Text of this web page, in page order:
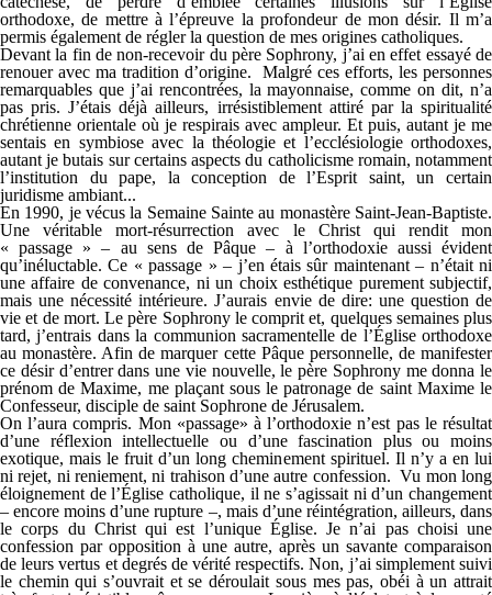
orthodoxe, de mettre à l’épreuve la profondeur de mon désir. Il m’a
permis également de régler la question de mes origines catholiques.
Devant la fin de non-recevoir du père Sophrony, j’ai en effet essayé de
renouer avec ma tradition d’origine. Malgré ces efforts, les personnes
remarquables que j’ai rencontrées, la mayonnaise, comme on dit, n’a
pas pris. J’étais déjà ailleurs, irrésistiblement attiré par la spiritualité
chrétienne orientale où je respirais avec ampleur. Et puis, autant je me
sentais en symbiose avec la théologie et l’ecclésiologie orthodoxes,
autant je butais sur certains aspects du catholicisme romain, notamment
l’institution du pape, la conception de l’Esprit saint, un certain
juridisme ambiant...
En 1990, je vécus la Semaine Sainte au monastère Saint-Jean-Baptiste.
Une véritable mort-résurrection avec le Christ qui rendit mon
« passage » – au sens de Pâque – à l’orthodoxie aussi évident
qu’inéluctable. Ce « passage » – j’en étais sûr maintenant – n’était ni
une affaire de convenance, ni un choix esthétique purement subjectif,
mais une nécessité intérieure. J’aurais envie de dire: une question de
vie et de mort. Le père Sophrony le comprit et, quelques semaines plus
tard, j’entrais dans la communion sacramentelle de l’Église orthodoxe
au monastère. Afin de marquer cette Pâque personnelle, de manifester
ce désir d’entrer dans une vie nouvelle, le père Sophrony me donna le
prénom de Maxime, me plaçant sous le patronage de saint Maxime le
Confesseur, disciple de saint Sophrone de Jérusalem.
On l’aura compris. Mon «passage» à l’orthodoxie n’est pas le résultat
d’une réflexion intellectuelle ou d’une fascination plus ou moins
exotique, mais le fruit d’un long cheminement spirituel. Il n’y a en lui
ni rejet, ni reniement, ni trahison d’une autre confession. Vu mon long
éloignement de l’Église catholique, il ne s’agissait ni d’un changement
– encore moins d’une rupture –, mais d’une réintégration, ailleurs, dans
le corps du Christ qui est l’unique Église. Je n’ai pas choisi une
confession par opposition à une autre, après un savante comparaison
de leurs vertus et degrés de vérité respectifs. Non, j’ai simplement suivi
le chemin qui s’ouvrait et se déroulait sous mes pas, obéi à un attrait